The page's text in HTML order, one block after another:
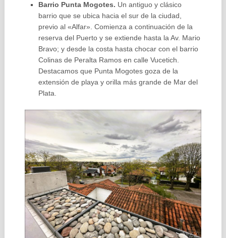
Barrio Punta Mogotes. Un antiguo y clásico
barrio que se ubica hacia el sur de la ciudad,
previo al «Alfar». Comienza a continuación de la
reserva del Puerto y se extiende hasta la Av. Mario
Bravo; y desde la costa hasta chocar con el barrio
Colinas de Peralta Ramos en calle Vucetich.
Destacamos que Punta Mogotes goza de la
extensión de playa y orilla más grande de Mar del
Plata.